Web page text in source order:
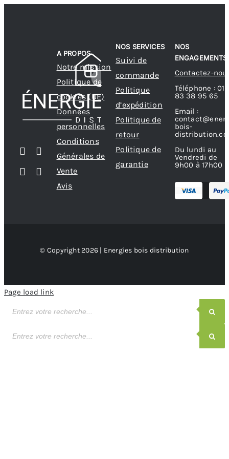
A PROPOS
Notre mission
Politique de
cookies (UE)
Données
personnelles
Conditions
Générales de
Vente
Avis
NOS SERVICES
Suivi de
commande
Politique
d’expédition
Politique de
retour
Politique de
garantie
NOS
ENGAGEMENTS
Contactez-
Téléphone : 01
83 38 95 65
Email :
bois-
Du lundi au
Vendredi de
9h00 à 17h00
© Copyright 2026 | Energies bois distribution
Page load link
de
de